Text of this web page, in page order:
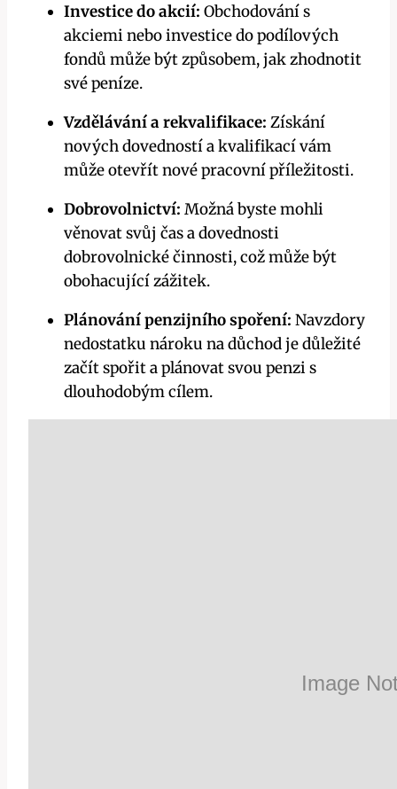
Investice do akcií: Obchodování s
akciemi nebo investice do podílových
fondů může být způsobem, jak zhodnotit
své peníze.
Vzdělávání a rekvalifikace: Získání
nových dovedností a kvalifikací vám
může otevřít nové pracovní příležitosti.
Dobrovolnictví: Možná byste mohli
věnovat svůj čas a dovednosti
dobrovolnické činnosti, což může být
obohacující zážitek.
Plánování penzijního spoření: Navzdory
nedostatku nároku na důchod je důležité
začít spořit a plánovat svou penzi s
dlouhodobým cílem.